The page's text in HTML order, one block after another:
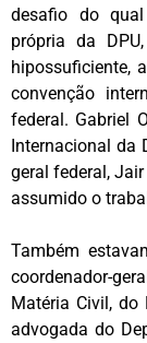
desafio do
própria da
hipossuficiente,
convenção
federal. Gabriel
Internacional da
geral federal,
assumido o
Também
coordenador-
Matéria Civil, do
advogada do